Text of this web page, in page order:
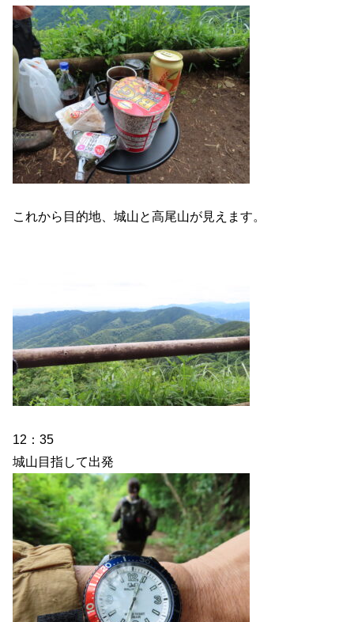
これから目的地、城山と高尾山が見えます。
12：35
城山目指して出発